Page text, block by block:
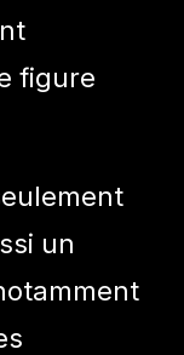
figure
un